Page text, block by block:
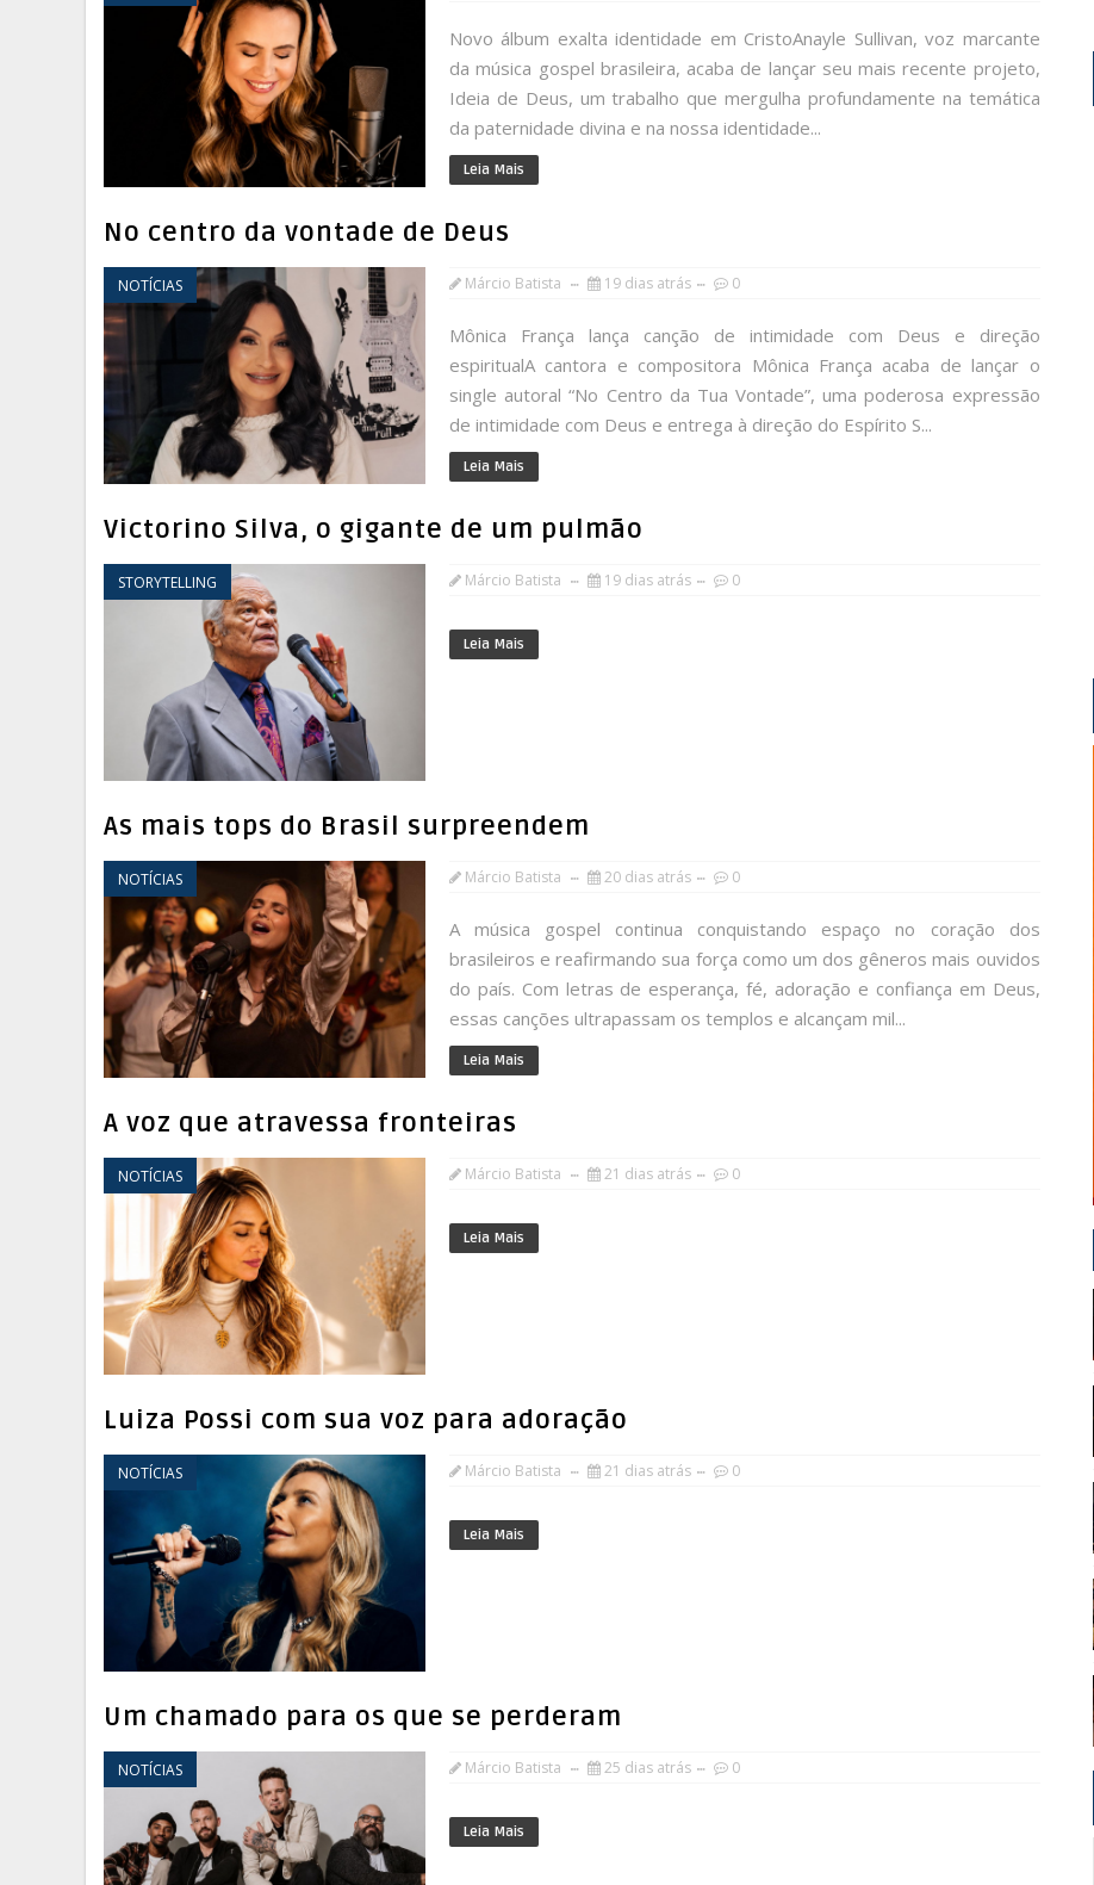
Novo álbum exalta identidade em CristoAnayle Sullivan, voz marcante
da música gospel brasileira, acaba de lançar seu mais recente projeto,
Ideia de Deus, um trabalho que mergulha profundamente na temática
da paternidade divina e na nossa identidade...
Leia Mais
No centro da vontade de Deus
NOTÍCIAS Márcio Batista 19 dias atrás 0
Mônica França lança canção de intimidade com Deus e direção
espiritualA cantora e compositora Mônica França acaba de lançar o
single autoral “No Centro da Tua Vontade”, uma poderosa expressão
de intimidade com Deus e entrega à direção do Espírito S...
Leia Mais
Victorino Silva, o gigante de um pulmão
STORYTELLING Márcio Batista 19 dias atrás 0
Leia Mais
As mais tops do Brasil surpreendem
NOTÍCIAS Márcio Batista 20 dias atrás 0
A música gospel continua conquistando espaço no coração dos
brasileiros e reafirmando sua força como um dos gêneros mais ouvidos
do país. Com letras de esperança, fé, adoração e confiança em Deus,
essas canções ultrapassam os templos e alcançam mil...
Leia Mais
A voz que atravessa fronteiras
NOTÍCIAS Márcio Batista 21 dias atrás 0
Leia Mais
Luiza Possi com sua voz para adoração
NOTÍCIAS Márcio Batista 21 dias atrás 0
Leia Mais
Um chamado para os que se perderam
NOTÍCIAS Márcio Batista 25 dias atrás 0
Leia Mais